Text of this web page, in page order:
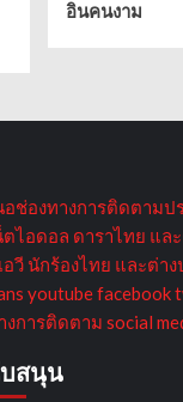
อินคนงาม
อช่องทางการติดตาม
ตไอดอล ดาราไทย แล
อวี นักร้องไทย และต่า
youtube
งการติดตาม social
สนุน